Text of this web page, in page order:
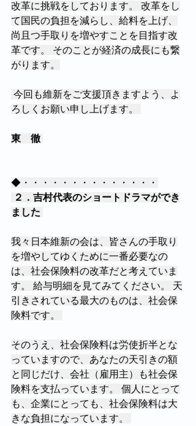
改革に挑戦をしております。 改革をし
て国民の負担を減らし、給料を上げ、
尚且つ手取りを増やすことを目指す改
革です。 そのことが経済の成長にも繋
がります。
ろしくお願い申し上げます。
東　徹
◆・・・・・・・・・・・・・・
２．吉村代表のショートドラマができ
ました
我々日本維新の会は、皆さんの手取り
を増やしてゆくために一番必要なの
は、社会保険料の改革だと考えていま
す。 給与明細を見てみてください。 天
引きされている最大のものは、社会保
険料です。
そのうえ、社会保険料は労使折半とな
っていますので、あなたの天引きの額
と同じだけ、会社（雇用主）も社会保
険料を支払っています。 個人にとって
も、企業にとっても、社会保険料は大
きな負担になっています。